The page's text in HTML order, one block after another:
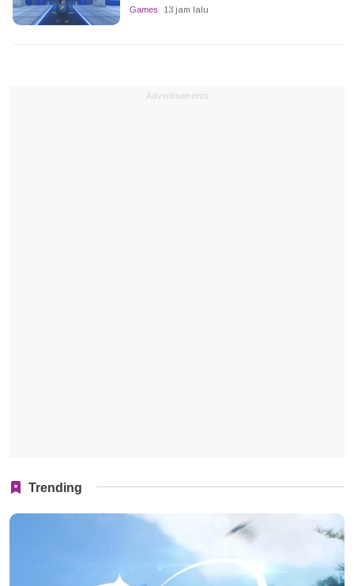
Games 13 jam lalu
Advertisements
Trending